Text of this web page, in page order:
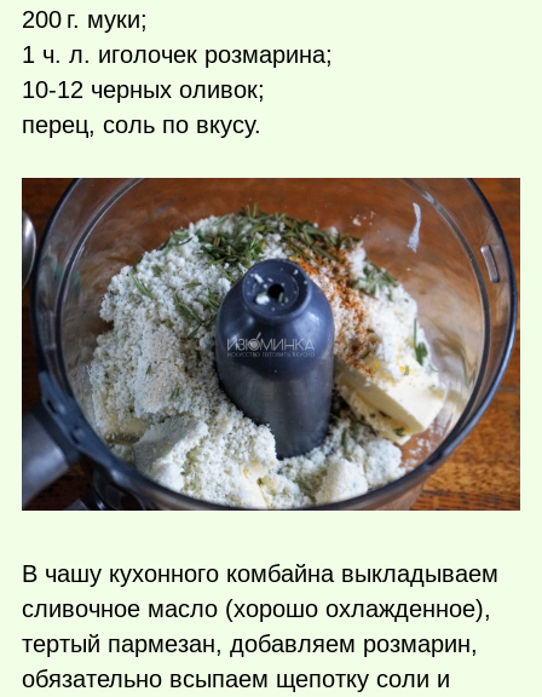
200 г. муки;
1 ч. л. иголочек розмарина;
10-12 черных оливок;
перец, соль по вкусу.
В чашу кухонного комбайна выкладываем
сливочное масло (хорошо охлажденное),
тертый пармезан, добавляем розмарин,
обязательно всыпаем щепотку соли и